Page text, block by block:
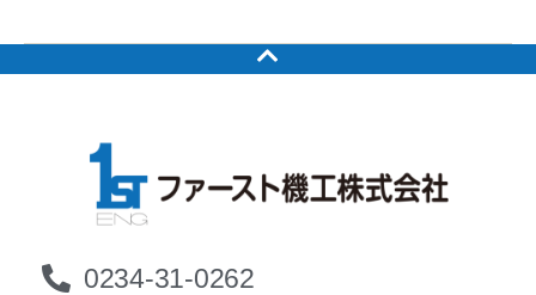
0234-31-0262